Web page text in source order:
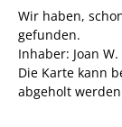
Wir haben,
gefunden.
Inhaber: Joan W.
Die Karte kann
abgeholt